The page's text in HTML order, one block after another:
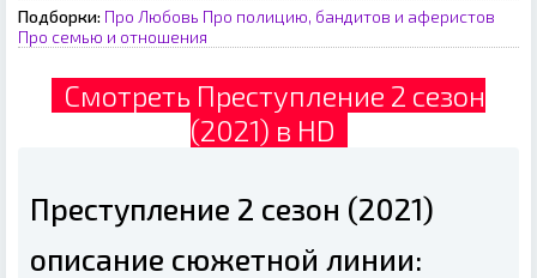
Подборки: Про Любовь Про полицию, бандитов и аферистов
Про семью и отношения
Смотреть Преступление 2 сезон
(2021) в HD
Преступление 2 сезон (2021)
описание сюжетной линии: